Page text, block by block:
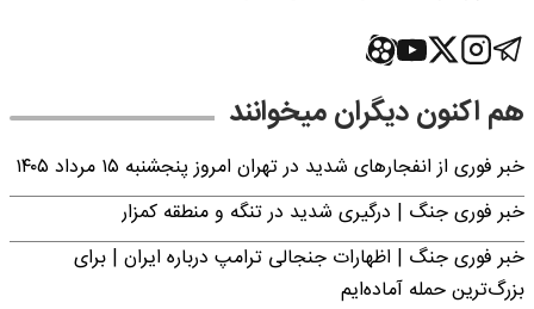
هم اکنون دیگران میخوانند
خبر فوری از انفجارهای شدید در تهران امروز پنجشنبه ۱۵ مرداد ۱۴۰۵
خبر فوری جنگ | درگیری شدید در تنگه و منطقه کمزار
خبر فوری جنگ | اظهارات جنجالی ترامپ درباره ایران | برای
بزرگ‌ترین حمله آماده‌ایم